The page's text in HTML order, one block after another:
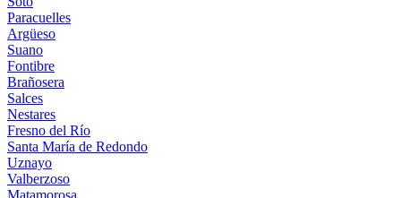
Paracuelles
Argüeso
Suano
Fontibre
Brañosera
Salces
Nestares
Fresno del Río
Santa María de Redondo
Uznayo
Valberzoso
Matamorosa